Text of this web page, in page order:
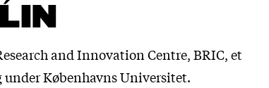
and Innovation Centre, BRIC, et
Københavns Universitet.